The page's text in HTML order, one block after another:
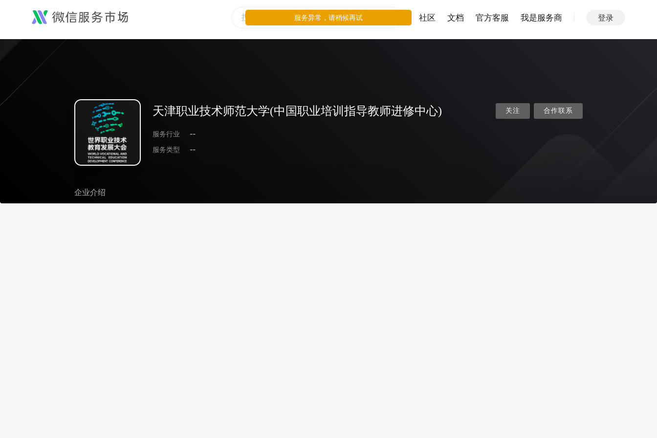
社区 文档 官方客服 我是服务商 登录
天津职业技术师范大学(中国职业培训指导教师进修中心)
服务行业
--
服务类型
--
关注 合作联系
企业介绍
服务异常，请稍候再试